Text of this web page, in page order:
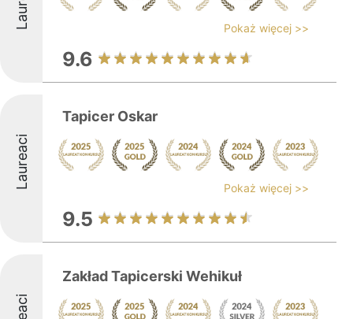
Pokaż więcej >>
9.6
Laureaci
Tapicer Oskar
Pokaż więcej >>
9.5
Zakład Tapicerski Wehikuł